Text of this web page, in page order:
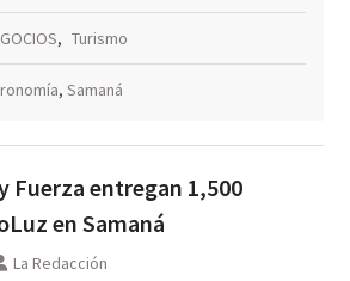
, Turismo
, Samaná
Fuerza entregan 1,500
en Samaná
La Redacción